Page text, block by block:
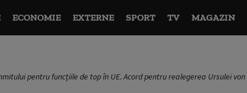
ECONOMIE EXTERNE SPORT TV MAGAZIN
pentru funcțiile de top în UE. Acord pentru realegerea Ursulei von